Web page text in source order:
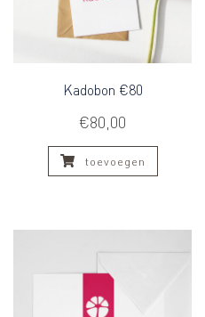
Kadobon €80
€80,00
toevoegen